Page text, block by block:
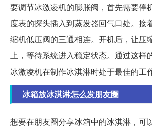
要调节冰激凌机的膨胀阀，首先需要停
度表的探头插入到蒸发器回气口处。接
缩机低压阀的三通相连。开机后，让压
上，等待系统进入稳定状态。通过这样
冰激凌机在制作冰淇淋时处于最佳的工
冰箱放冰淇淋怎么发朋友圈
想要在朋友圈分享冰箱中的冰淇淋，可